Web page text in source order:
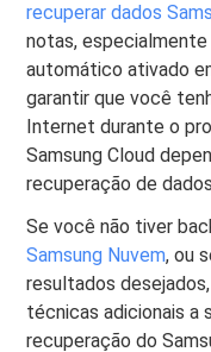
recuperar dados
notas,
automático ativado
garantir que você
Internet durante o
Samsung Cloud
recuperação de
Se você não tiver
Samsung Nuvem, ou
resultados
técnicas adicionais a
recuperação do